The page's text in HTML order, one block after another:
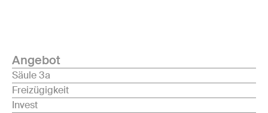
Angebot
Säule 3a
Freizügigkeit
Invest